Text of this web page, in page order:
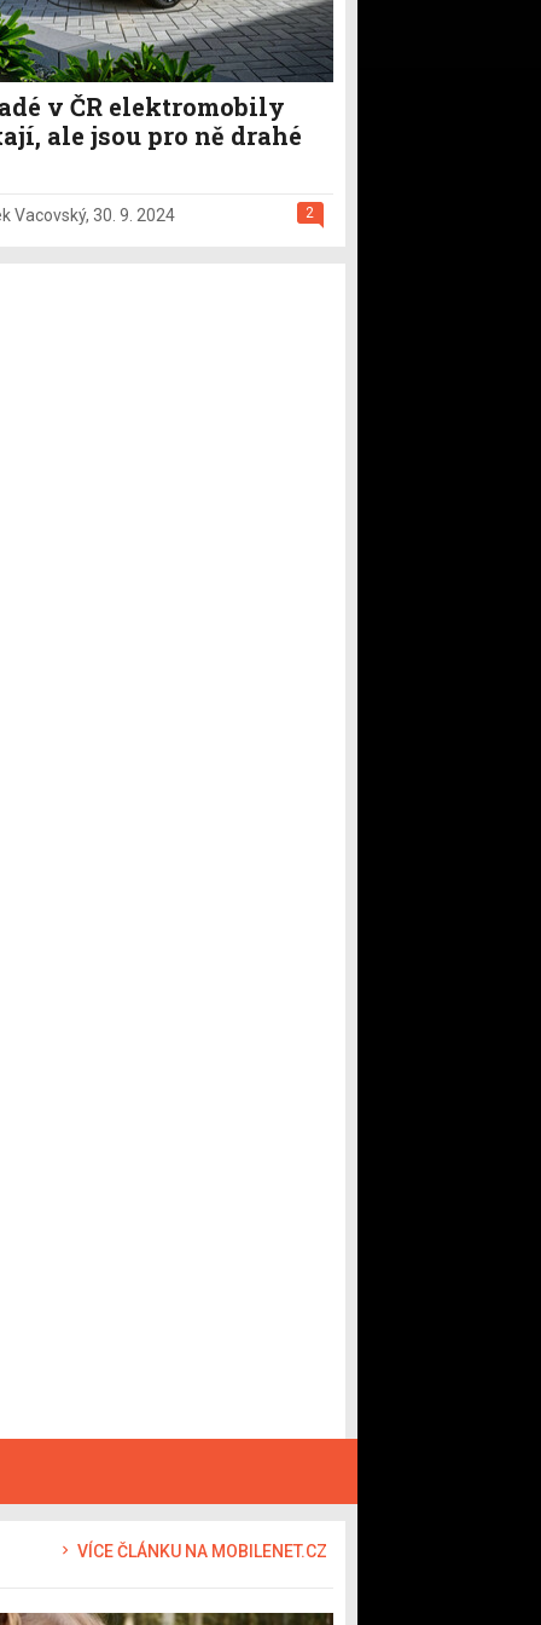
v ČR elektromobily
ale jsou pro ně drahé
2
Vacovský, 30. 9. 2024
VÍCE ČLÁNKU NA MOBILENET.CZ